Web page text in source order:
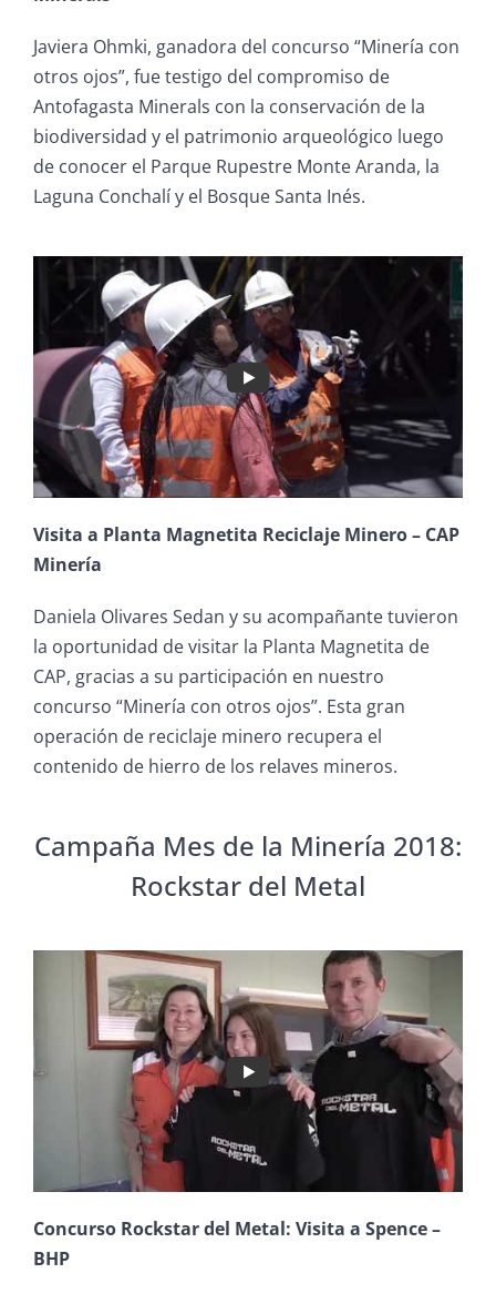
Javiera Ohmki, ganadora del concurso “Minería con
otros ojos”, fue testigo del compromiso de
Antofagasta Minerals con la conservación de la
biodiversidad y el patrimonio arqueológico luego
de conocer el Parque Rupestre Monte Aranda, la
Laguna Conchalí y el Bosque Santa Inés.
Visita a Planta Magnetita Reciclaje Minero – CAP
Minería
Daniela Olivares Sedan y su acompañante tuvieron
la oportunidad de visitar la Planta Magnetita de
CAP, gracias a su participación en nuestro
concurso “Minería con otros ojos”. Esta gran
operación de reciclaje minero recupera el
contenido de hierro de los relaves mineros.
Campaña Mes de la Minería 2018:
Rockstar del Metal
Concurso Rockstar del Metal: Visita a Spence –
BHP